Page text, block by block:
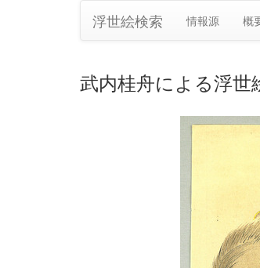
浮世絵検索 情報源 概
武内桂舟による浮世